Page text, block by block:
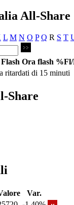
All-Share
L M N O P Q R S T
Flash Ora flash
ritardati di 15 minuti
Share
Var.